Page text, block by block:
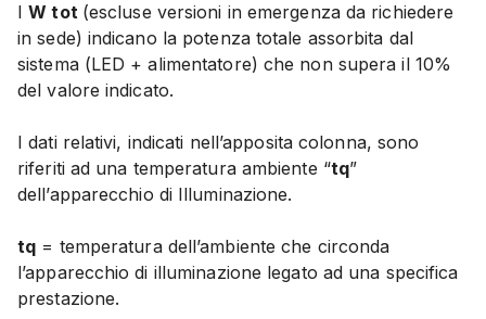
IW tot (escluse versioni in emergenza da richiedere
in sede) indicano la potenza totale assorbita dal
sistema (LED + alimentatore) che non supera il 10%
del valore indicato.
I dati relativi, indicati nell’apposita colonna, sono
riferiti ad una temperatura ambiente “tq”
dell’apparecchio di Illuminazione.
tq = temperatura dell’ambiente che circonda
l’apparecchio di illuminazione legato ad una specifica
prestazione.